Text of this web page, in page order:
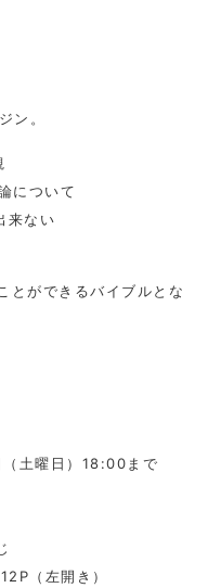
ン。
について
来ない
とができるバイブルとな
土曜日）18:00まで
（左開き）